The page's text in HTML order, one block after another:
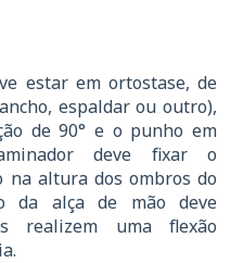
estar em ortostase, de
espaldar ou outro),
de 90° e o punho em
deve fixar o
na altura dos ombros do
da alça de mão deve
realizem uma flexão